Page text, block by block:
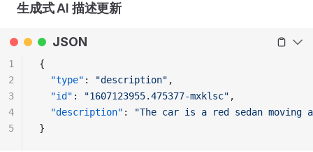
生成式 AI 描述更新
JSON
{
  "type"
: "description" ,
  "id"
: "1607123955.475377-mxklsc" ,
  "description"
:
"The car is a red sedan moving
}
1
2
3
4
5